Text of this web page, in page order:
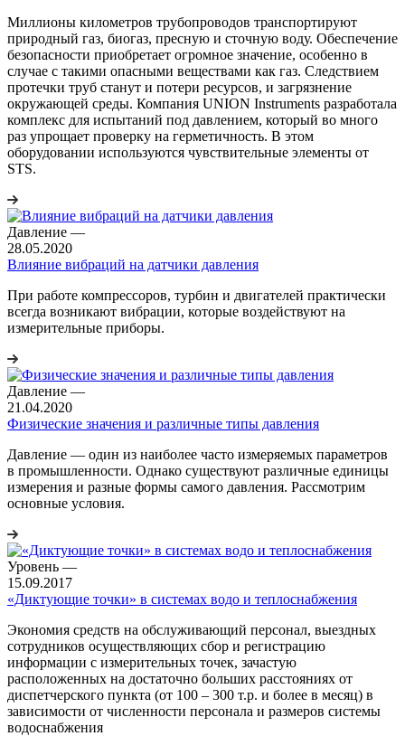
Миллионы километров трубопроводов транспортируют
природный газ, биогаз, пресную и сточную воду. Обеспечение
безопасности приобретает огромное значение, особенно в
случае с такими опасными веществами как газ. Следствием
протечки труб станут и потери ресурсов, и загрязнение
окружающей среды. Компания UNION Instruments разработала
комплекс для испытаний под давлением, который во много
раз упрощает проверку на герметичность. В этом
оборудовании используются чувствительные элементы от
STS.
Давление —
28.05.2020
Влияние вибраций на датчики давления
При работе компрессоров, турбин и двигателей практически
всегда возникают вибрации, которые воздействуют на
измерительные приборы.
Давление —
21.04.2020
Физические значения и различные типы давления
Давление ― один из наиболее часто измеряемых параметров
в промышленности. Однако существуют различные единицы
измерения и разные формы самого давления. Рассмотрим
основные условия.
Уровень —
15.09.2017
«Диктующие точки» в системах водо и теплоснабжения
Экономия средств на обслуживающий персонал, выездных
сотрудников осуществляющих сбор и регистрацию
информации с измерительных точек, зачастую
расположенных на достаточно больших расстояниях от
диспетчерского пункта (от 100 – 300 т.р. и более в месяц) в
зависимости от численности персонала и размеров системы
водоснабжения